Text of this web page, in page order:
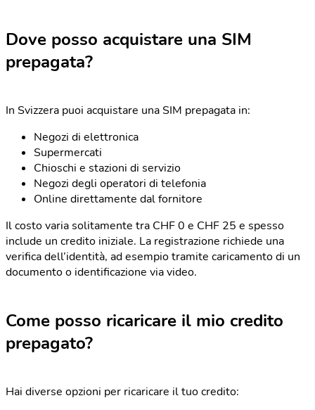
Dove posso acquistare una SIM
prepagata?
In Svizzera puoi acquistare una SIM prepagata in:
Negozi di elettronica
Supermercati
Chioschi e stazioni di servizio
Negozi degli operatori di telefonia
Online direttamente dal fornitore
Il costo varia solitamente tra CHF 0 e CHF 25 e spesso
include un credito iniziale. La registrazione richiede una
verifica dell’identità, ad esempio tramite caricamento di un
documento o identificazione via video.
Come posso ricaricare il mio credito
prepagato?
Hai diverse opzioni per ricaricare il tuo credito: